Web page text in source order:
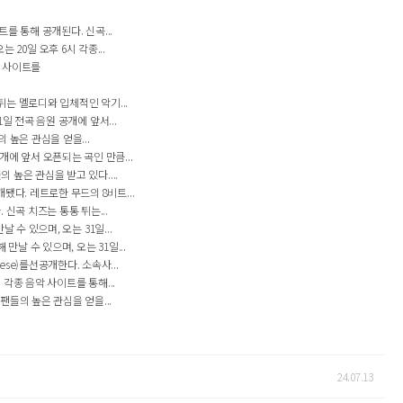
를 통해 공개된다. 신곡...
20일 오후 6시 각종...
이트를
멜로디와 입체적인 악기...
전곡 음원 공개에 앞서...
높은 관심을 얻을...
에 앞서 오픈되는 곡인 만큼...
높은 관심을 받고 있다....
다. 레트로한 무드의 8비트...
곡 치즈는 통통 튀는...
수 있으며, 오는 31일...
만날 수 있으며, 오는 31일...
를선공개한다. 소속사...
종 음악 사이트를 통해...
들의 높은 관심을 얻을...
24.07.13